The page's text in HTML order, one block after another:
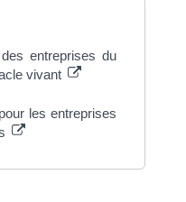
entreprises du
vivant
les entreprises